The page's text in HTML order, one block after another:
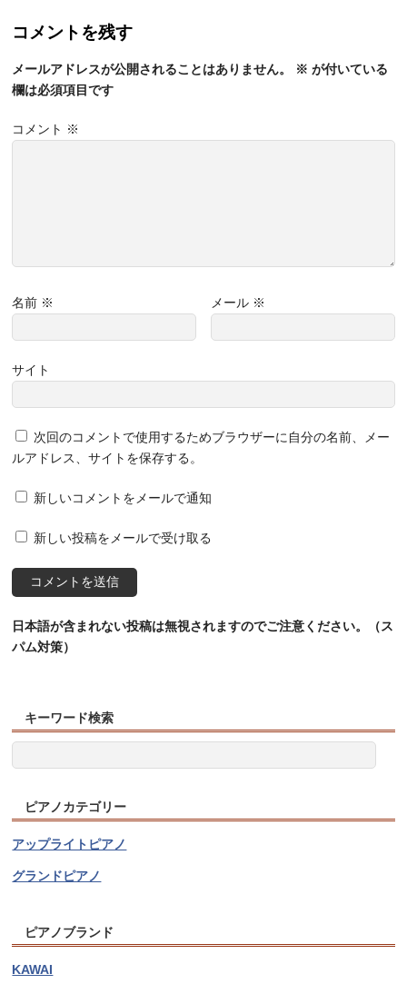
コメントを残す
メールアドレスが公開されることはありません。 ※ が付いている
欄は必須項目です
コメント ※
名前 ※ メール ※
サイト
次回のコメントで使用するためブラウザーに自分の名前、メー
ルアドレス、サイトを保存する。
新しいコメントをメールで通知
新しい投稿をメールで受け取る
日本語が含まれない投稿は無視されますのでご注意ください。（ス
パム対策）
キーワード検索
ピアノカテゴリー
アップライトピアノ
グランドピアノ
ピアノブランド
KAWAI